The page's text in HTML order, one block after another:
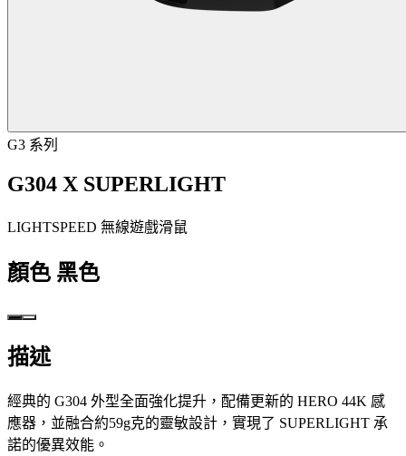
G3 系列
G304 X SUPERLIGHT
LIGHTSPEED 無線遊戲滑鼠
顏色 黑色
描述
經典的 G304 外型全面強化提升，配備更新的 HERO 44K 感
應器，並融合約59g克的靈敏設計，實現了 SUPERLIGHT 承
諾的優異效能。